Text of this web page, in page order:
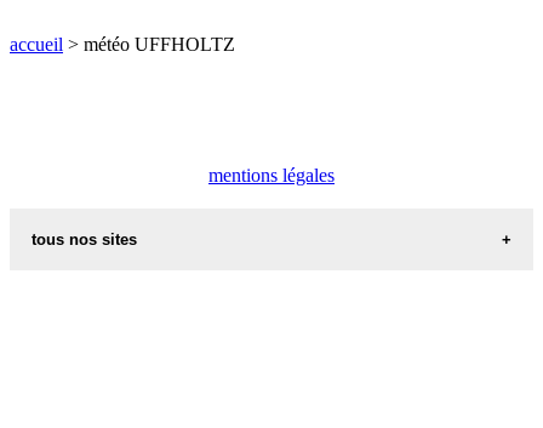
accueil > météo UFFHOLTZ
mentions légales
tous nos sites